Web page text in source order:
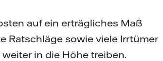
auf ein erträgliches Maß
Ratschläge sowie viele Irrtümer
in die Höhe treiben.